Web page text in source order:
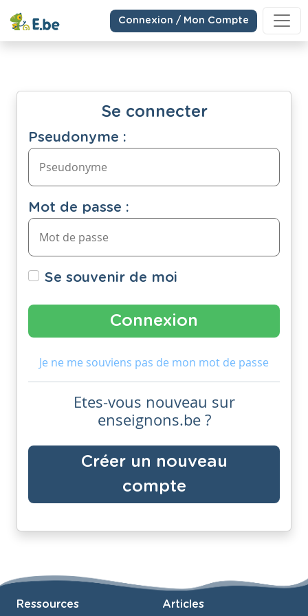
Connexion / Mon Compte
Se connecter
Pseudonyme :
Mot de passe :
Se souvenir de moi
Je ne me souviens pas de mon mot de passe
Etes-vous nouveau sur
enseignons.be ?
Créer un nouveau
compte
Ressources Articles